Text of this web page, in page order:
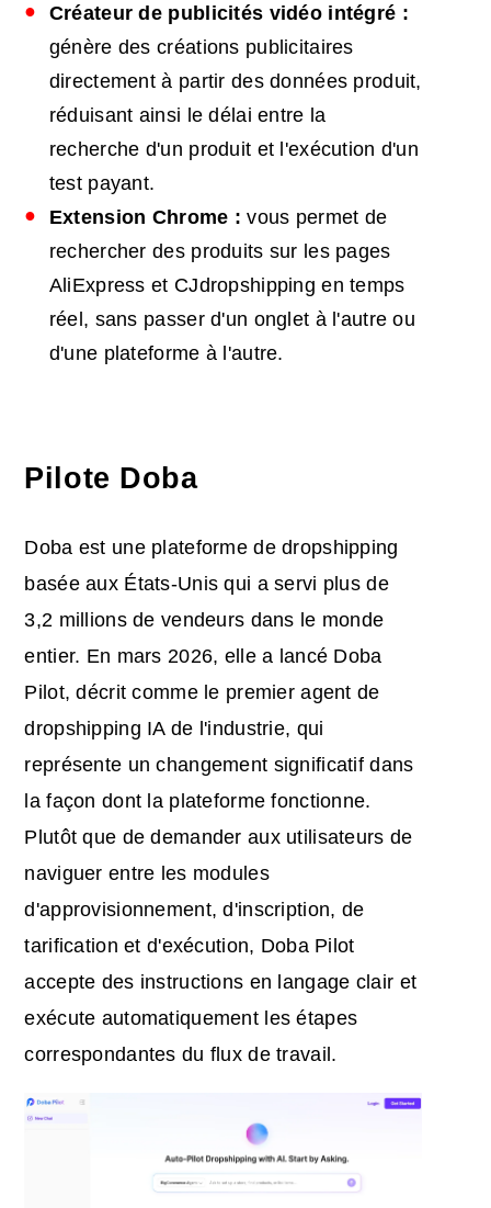
Créateur de publicités vidéo intégré :
génère des créations publicitaires
directement à partir des données produit,
réduisant ainsi le délai entre la
recherche d'un produit et l'exécution d'un
test payant.
Extension Chrome : vous permet de
rechercher des produits sur les pages
AliExpress et CJdropshipping en temps
réel, sans passer d'un onglet à l'autre ou
d'une plateforme à l'autre.
Pilote Doba
Doba est une plateforme de dropshipping
basée aux États-Unis qui a servi plus de
3,2 millions de vendeurs dans le monde
entier. En mars 2026, elle a lancé Doba
Pilot, décrit comme le premier agent de
dropshipping IA de l'industrie, qui
représente un changement significatif dans
la façon dont la plateforme fonctionne.
Plutôt que de demander aux utilisateurs de
naviguer entre les modules
d'approvisionnement, d'inscription, de
tarification et d'exécution, Doba Pilot
accepte des instructions en langage clair et
exécute automatiquement les étapes
correspondantes du flux de travail.